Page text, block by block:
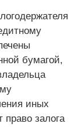
бумагой,
иных
право залога